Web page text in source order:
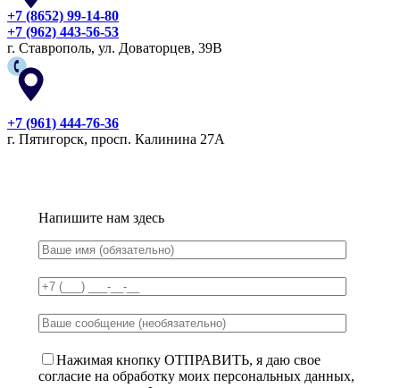
+7 (8652) 99-14-80
+7 (962) 443-56-53
г. Ставрополь, ул. Доваторцев, 39В
+7 (961) 444-76-36
г. Пятигорск, просп. Калинина 27А
Напишите нам здесь
Нажимая кнопку ОТПРАВИТЬ, я даю свое
согласие на обработку моих персональных данных,